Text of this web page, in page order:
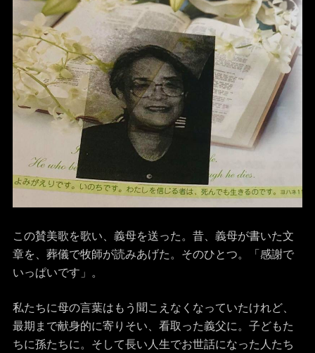
この賛美歌を歌い、義母を送った。昔、義母が書いた文
章を、葬儀で牧師が読みあげた。そのひとつ。「感謝で
いっぱいです」。
私たちに母の言葉はもう聞こえなくなっていたけれど、
最期まで献身的に寄りそい、看取った義父に。子どもた
ちに孫たちに。そして長い人生でお世話になった人たち